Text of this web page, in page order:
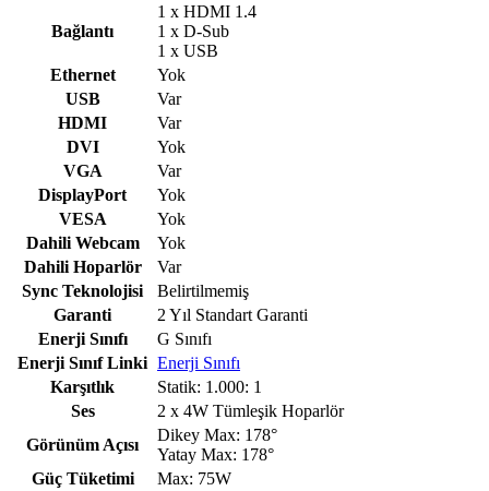
Bağlantı
1 x HDMI 1.4
1 x D-Sub
1 x USB
Ethernet
Yok
USB
Var
HDMI
Var
DVI
Yok
VGA
Var
DisplayPort
Yok
VESA
Yok
Dahili Webcam
Yok
Dahili Hoparlör
Var
Sync Teknolojisi
Belirtilmemiş
Garanti
2 Yıl Standart Garanti
Enerji Sınıfı
G Sınıfı
Enerji Sınıf Linki Enerji Sınıfı
Karşıtlık
Statik: 1.000: 1
Ses
2 x 4W Tümleşik Hoparlör
Görünüm Açısı
Dikey Max: 178°
Yatay Max: 178°
Güç Tüketimi
Max: 75W